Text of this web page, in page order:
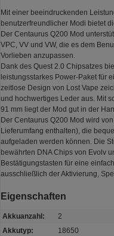
Mit einer beeindruckenden
benutzerfreundlicher Modi bietet
Der Centaurus Q200 Mod
VPC, VV und VW, die es dem
Vorlieben anzupassen.
Dank des Quest 2.0 Chipsatzes
leistungsstarkes Power-Paket für
zeitlose Design von Lost Vape
und hochwertiges Leder aus. Mit
91 mm liegt der Mod gut in der
Der Centaurus Q200 Mod wird
Lieferumfang enthalten), die
aufgeladen werden können. Die
bewährten DNA Chips von Evolv
Bestätigungstasten für eine
ausschließlich der Aktivierung,
Eigenschaften
Akkuanzahl:
2
Akkutyp:
18650